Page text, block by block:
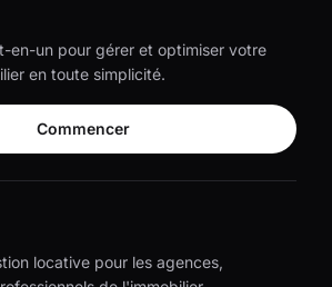
en-un pour gérer et optimiser votre
en toute simplicité.
Commencer
locative pour les agences,